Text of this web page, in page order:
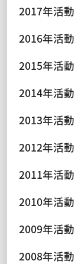
2017年活動
2016年活動
2015年活動
2014年活動
2013年活動
2012年活動
2011年活動
2010年活動
2009年活動
2008年活動